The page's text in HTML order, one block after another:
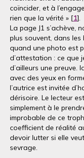
coïncider, et à
rien que la vérité » [1].
La page J1 s’achève,
plus souvent, dans
quand une photo est
d’attestation : ce que
d’ailleurs une preuve.
avec des yeux en
l’autrice est invitée
dérisoire. Le lecteur
simplement à le
improbable de ce
coefficient de réalité
devoir lutter si elle
sevrage.